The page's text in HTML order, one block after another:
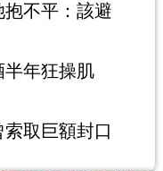
不平：該避
年狂操肌
取巨額封口